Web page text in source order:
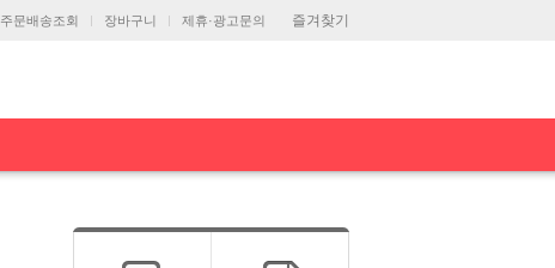
즐겨찾기
주문배송조회 장바구니 제휴·광고문의